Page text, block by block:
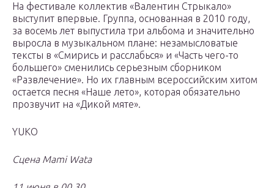
На фестивале коллектив «Валентин Стрыкало»
выступит впервые. Группа, основанная в 2010 году,
за восемь лет выпустила три альбома и значительно
выросла в музыкальном плане: незамысловатые
тексты в «Смирись и расслабься» и «Часть чего-то
большего» сменились серьезным сборником
«Развлечение». Но их главным всероссийским хитом
остается песня «Наше лето», которая обязательно
прозвучит на «Дикой мяте».
YUKO
Сцена Mami Wata